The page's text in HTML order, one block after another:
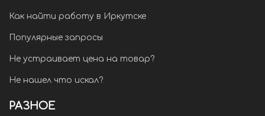
Как найти работу в Иркутске
Популярные запросы
Не устраивает цена на товар?
Не нашел что искал?
РАЗНОЕ